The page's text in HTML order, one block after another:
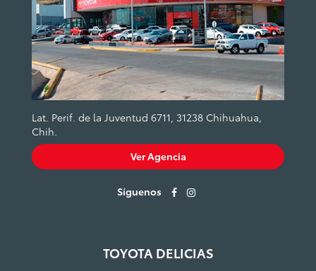
Lat. Perif. de la Juventud 6711, 31238 Chihuahua,
Chih.
Ver Agencia
Síguenos
TOYOTA DELICIAS